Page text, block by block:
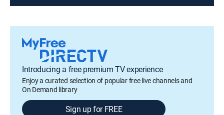
Introducing a free premium TV experience
Enjoy a curated selection of popular free live channels and
On Demand library
Sign up for FREE